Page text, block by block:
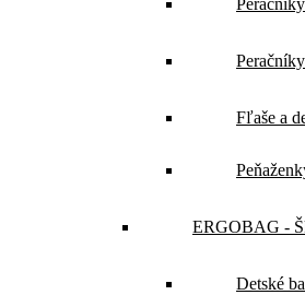
Fľaše a
ERGOBAG -
Detské